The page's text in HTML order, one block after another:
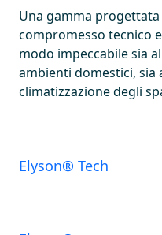
Una gamma
compromesso tecnico
modo impeccabile sia
ambienti domestici, sia
climatizzazione degli
Elyson® Tech